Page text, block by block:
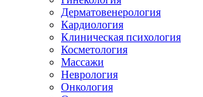
Дерматовенерология
Кардиология
Клиническая психология
Косметология
Массажи
Неврология
Онкология